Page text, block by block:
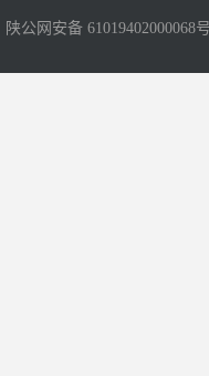
陕公网安备 61019402000068号